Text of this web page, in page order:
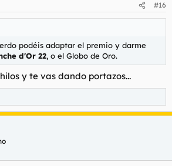
#16
podéis adaptar el premio y darme
d'Or 22, o el Globo de Oro.
y te vas dando portazos...